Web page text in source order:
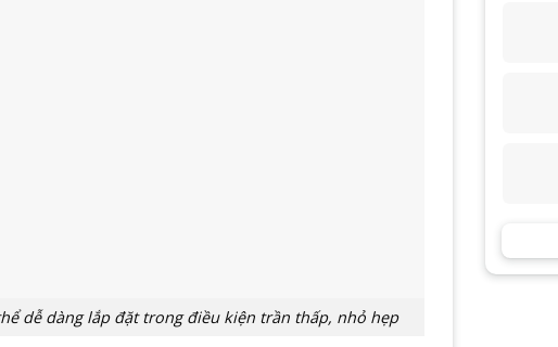
dễ dàng lắp đặt trong điều kiện trần thấp, nhỏ hẹp